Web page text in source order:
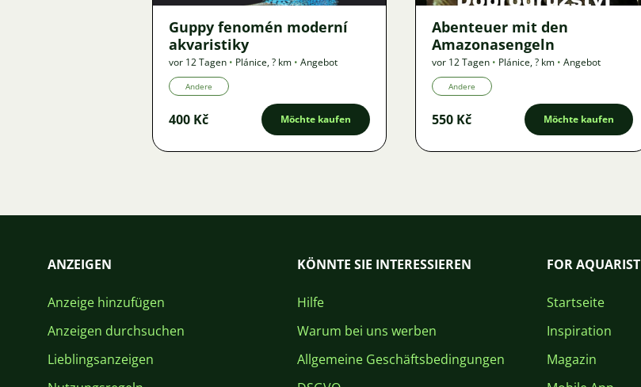
Guppy fenomén moderní
akvaristiky
vor 12 Tagen • Plánice,? km • Angebot
Andere
400 Kč Möchte kaufen
Abenteuer mit den
Amazonasengeln
vor 12 Tagen • Plánice,? km • Angebot
Andere
550 Kč Möchte kaufen
ANZEIGEN
Anzeige hinzufügen
Anzeigen durchsuchen
Lieblingsanzeigen
KÖNNTE SIE INTERESSIEREN
Hilfe
Warum bei uns werben
Allgemeine Geschäftsbedingungen
FOR AQUARIST
Startseite
Inspiration
Magazin